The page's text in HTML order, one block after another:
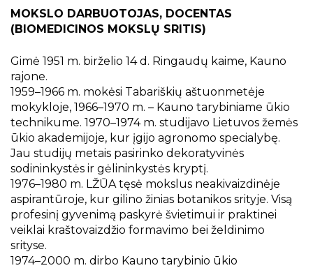
Kraštotyrinės virtualios parodos
MOKSLO DARBUOTOJAS, DOCENTAS
(BIOMEDICINOS MOKSLŲ SRITIS)
Gimė 1951 m. birželio 14 d. Ringaudų kaime, Kauno
rajone.
1959–1966 m. mokėsi Tabariškių aštuonmetėje
mokykloje, 1966–1970 m. – Kauno tarybiniame ūkio
technikume. 1970–1974 m. studijavo Lietuvos žemės
ūkio akademijoje, kur įgijo agronomo specialybę.
Jau studijų metais pasirinko dekoratyvinės
sodininkystės ir gėlininkystės kryptį.
1976–1980 m. LŽŪA tęsė mokslus neakivaizdinėje
aspirantūroje, kur gilino žinias botanikos srityje. Visą
profesinį gyvenimą paskyrė švietimui ir praktinei
veiklai kraštovaizdžio formavimo bei želdinimo
srityse.
1974–2000 m. dirbo Kauno tarybinio ūkio